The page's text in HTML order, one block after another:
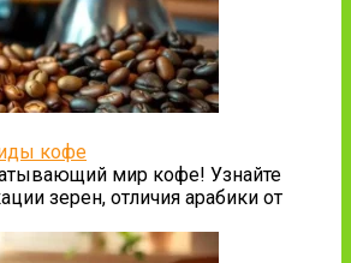
кофе
мир кофе! Узнайте
зерен, отличия арабики от